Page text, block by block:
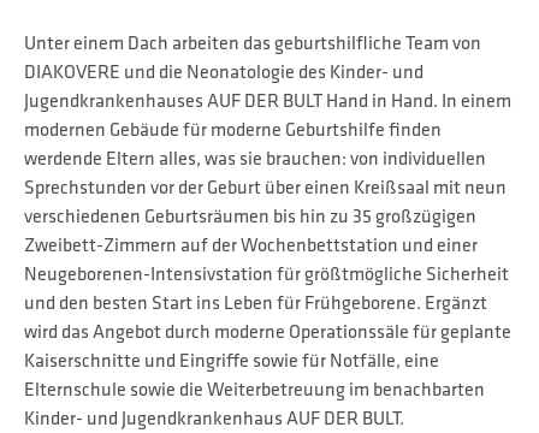
Unter einem Dach arbeiten das geburtshilfliche Team von
DIAKOVERE und die Neonatologie des Kinder- und
Jugendkrankenhauses AUF DER BULT Hand in Hand. In einem
modernen Gebäude für moderne Geburtshilfe finden
werdende Eltern alles, was sie brauchen: von individuellen
Sprechstunden vor der Geburt über einen Kreißsaal mit neun
verschiedenen Geburtsräumen bis hin zu 35 großzügigen
Zweibett-Zimmern auf der Wochenbettstation und einer
Neugeborenen-Intensivstation für größtmögliche Sicherheit
und den besten Start ins Leben für Frühgeborene. Ergänzt
wird das Angebot durch moderne Operationssäle für geplante
Kaiserschnitte und Eingriffe sowie für Notfälle, eine
Elternschule sowie die Weiterbetreuung im benachbarten
Kinder- und Jugendkrankenhaus AUF DER BULT.